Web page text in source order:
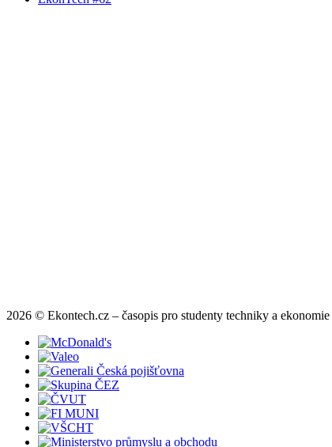
2026 © Ekontech.cz – časopis pro studenty techniky a ekonomie